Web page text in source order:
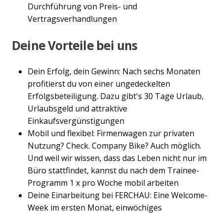
Durchführung von Preis- und
Vertragsverhandlungen
Deine Vorteile bei uns
Dein Erfolg, dein Gewinn: Nach sechs Monaten
profitierst du von einer ungedeckelten
Erfolgsbeteiligung. Dazu gibt's 30 Tage Urlaub,
Urlaubsgeld und attraktive
Einkaufsvergünstigungen
Mobil und flexibel: Firmenwagen zur privaten
Nutzung? Check. Company Bike? Auch möglich.
Und weil wir wissen, dass das Leben nicht nur im
Büro stattfindet, kannst du nach dem Trainee-
Programm 1 x pro Woche mobil arbeiten
Deine Einarbeitung bei FERCHAU: Eine Welcome-
Week im ersten Monat, einwöchiges